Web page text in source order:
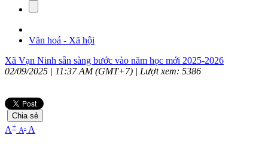
Văn hoá - Xã hội
Xã Vạn Ninh sẵn sàng bước vào năm học mới 2025-2026
02/09/2025 | 11:37 AM (GMT+7) | Lượt xem: 5386
Chia sẻ
A+ A- A